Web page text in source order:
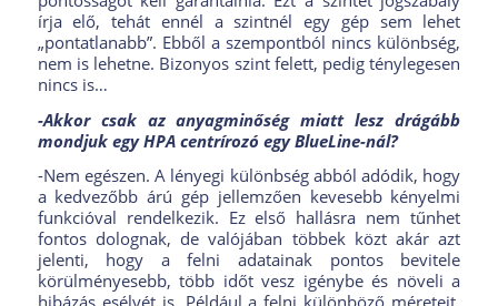
írja elő, tehát ennél a szintnél egy gép sem lehet
„pontatlanabb”. Ebből a szempontból nincs különbség,
nem is lehetne. Bizonyos szint felett, pedig ténylegesen
nincs is…
-Akkor csak az anyagminőség miatt lesz drágább
mondjuk egy HPA centrírozó egy BlueLine-nál?
-Nem egészen. A lényegi különbség abból adódik, hogy
a kedvezőbb árú gép jellemzően kevesebb kényelmi
funkcióval rendelkezik. Ez első hallásra nem tűnhet
fontos dolognak, de valójában többek közt akár azt
jelenti, hogy a felni adatainak pontos bevitele
körülményesebb, több időt vesz igénybe és növeli a